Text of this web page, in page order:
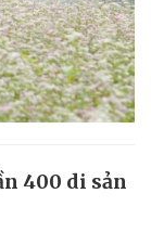
400 di sản